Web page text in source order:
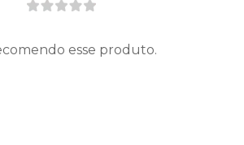
esse produto.